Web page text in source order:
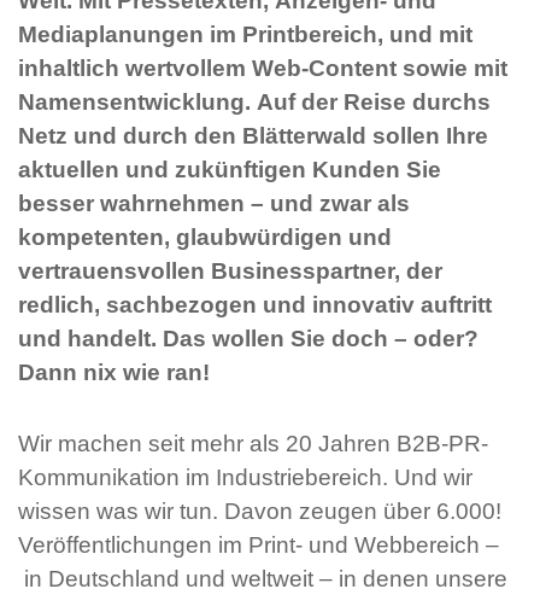
Mediaplanungen im Printbereich, und mit
inhaltlich wertvollem Web-Content sowie mit
Namensentwicklung. Auf der Reise durchs
Netz und durch den Blätterwald sollen Ihre
aktuellen und zukünftigen Kunden Sie
besser wahrnehmen – und zwar als
kompetenten, glaubwürdigen und
vertrauensvollen Businesspartner, der
redlich, sachbezogen und innovativ auftritt
und handelt. Das wollen Sie doch – oder?
Dann nix wie ran!
Wir machen seit mehr als 20 Jahren B2B-PR-
Kommunikation im Industriebereich. Und wir
wissen was wir tun. Davon zeugen über 6.000!
Veröffentlichungen im Print- und Webbereich –
in Deutschland und weltweit – in denen unsere